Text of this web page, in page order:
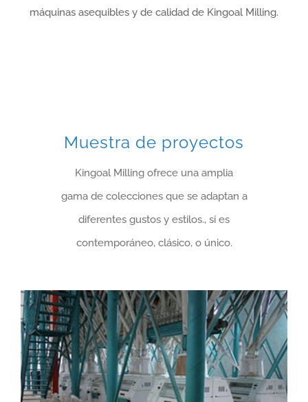
máquinas asequibles y de calidad de Kingoal Milling.
Muestra de proyectos
Kingoal Milling ofrece una amplia
gama de colecciones que se adaptan a
diferentes gustos y estilos., si es
contemporáneo, clásico, o único.